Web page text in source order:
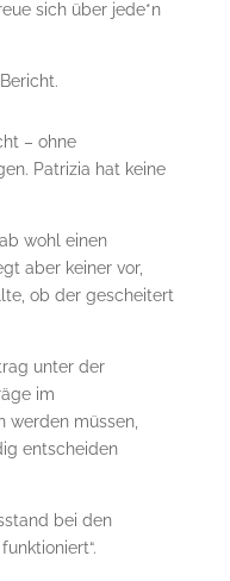
sich über jede*n
– ohne
Patrizia hat keine
wohl einen
aber keiner vor,
ob der gescheitert
unter der
im
werden müssen,
entscheiden
bei den